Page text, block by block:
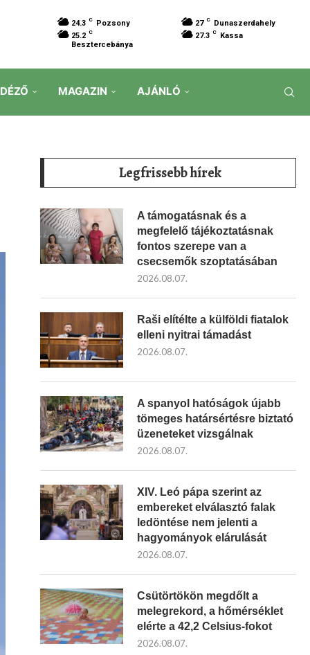
24.3 C Pozsony 27 C
Dunaszerdahely
25.2 C
Besztercebánya
27.3 C Kassa
MAGAZIN AJÁNLÓ
Legfrissebb hírek
A támogatásnak és a
megfelelő tájékoztatásnak
fontos szerepe van a
csecsemők szoptatásában
2026.08.07.
Raši elítélte a külföldi fiatalok
elleni nyitrai támadást
2026.08.07.
A spanyol hatóságok újabb
tömeges határsértésre biztató
üzeneteket vizsgálnak
2026.08.07.
XIV. Leó pápa szerint az
embereket elválasztó falak
ledöntése nem jelenti a
hagyományok elárulását
2026.08.07.
Csütörtökön megdőlt a
melegrekord, a hőmérséklet
elérte a 42,2 Celsius-fokot
2026.08.07.